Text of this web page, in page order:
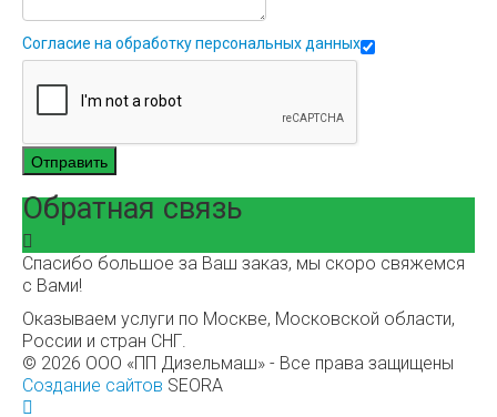
Согласие на обработку персональных данных
Отправить
Обратная связь
Спасибо большое за Ваш заказ, мы скоро свяжемся
с Вами!
Оказываем услуги по Москве, Московской области,
России и стран СНГ.
© 2026 ООО «ПП Дизельмаш» - Все права защищены
Создание сайтов SEORA